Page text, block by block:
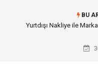
BU
Yurtdışı Nakliye ile